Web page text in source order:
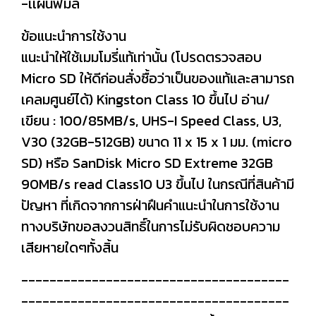
ข้อแนะนำการใช้งาน
แนะนำให้ใช้เมมโมรี่แท้เท่านั้น (โปรดตรวจสอบ
Micro SD ให้ดีก่อนสั่งซื้อว่าเป็นของแท้และสามารถ
เคลมศูนย์ได้) Kingston Class 10 ขึ้นไป อ่าน/
เขียน : 100/85MB/s, UHS-I Speed Class, U3,
V30 (32GB-512GB) ขนาด 11 x 15 x 1 มม. (micro
SD) หรือ SanDisk Micro SD Extreme 32GB
90MB/s read Class10 U3 ขึ้นไป ในกรณีที่สินค้ามี
ปัญหา ที่เกิดจากการฝ่าฝืนคำแนะนำในการใช้งาน
ทางบริษัทขอสงวนสิทธิ์ในการไม่รับผิดชอบความ
เสียหายใดๆทั้งสิ้น
--------------------------------------
--------------------------------------